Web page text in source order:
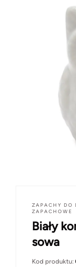
ZAPACHY DO
ZAPACHOWE
Biały
sowa
Kod produktu: